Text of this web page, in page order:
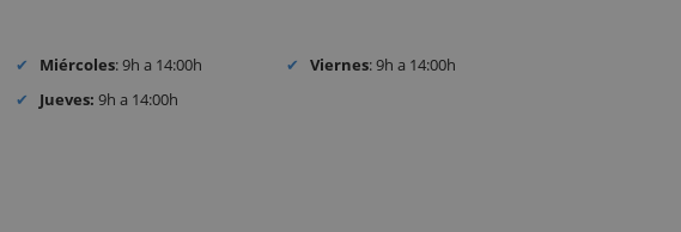
Miércoles: 9h a 14:00h
Jueves: 9h a 14:00h
Viernes: 9h a 14:00h